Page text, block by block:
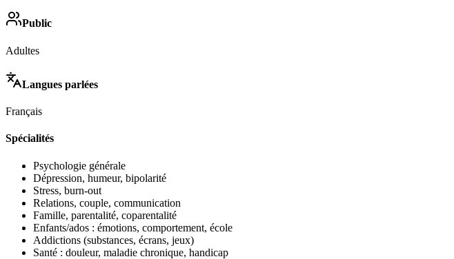
Public
Adultes
Langues parlées
Français
Spécialités
Psychologie générale
Dépression, humeur, bipolarité
Stress, burn-out
Relations, couple, communication
Famille, parentalité, coparentalité
Enfants/ados : émotions, comportement, école
Addictions (substances, écrans, jeux)
Santé : douleur, maladie chronique, handicap